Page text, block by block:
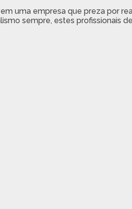
uma empresa que preza por
sempre, estes profissionais